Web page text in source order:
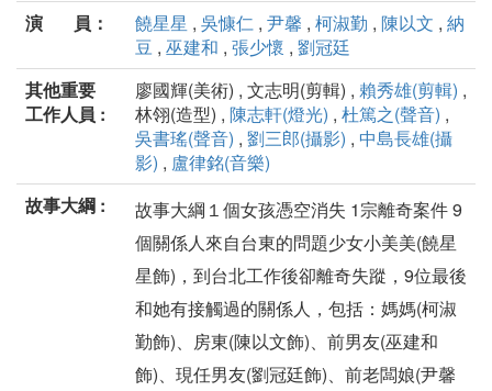
演 員：
饒星星 , 吳慷仁 , 尹馨 , 柯淑勤 , 陳以文 , 納
豆 , 巫建和 , 張少懷 , 劉冠廷
其他重要
工作人員 :
廖國輝(美術) , 文志明(剪輯) , 賴秀雄(剪輯) ,
林翎(造型) , 陳志軒(燈光) , 杜篤之(聲音) ,
吳書瑤(聲音) , 劉三郎(攝影) , 中島長雄(攝
影) , 盧律銘(音樂)
故事大綱 :
故事大綱１個女孩憑空消失 1宗離奇案件 9
個關係人來自台東的問題少女小美美(饒星
星飾)，到台北工作後卻離奇失蹤，9位最後
和她有接觸過的關係人，包括：媽媽(柯淑
勤飾)、房東(陳以文飾)、前男友(巫建和
飾)、現任男友(劉冠廷飾)、前老闆娘(尹馨